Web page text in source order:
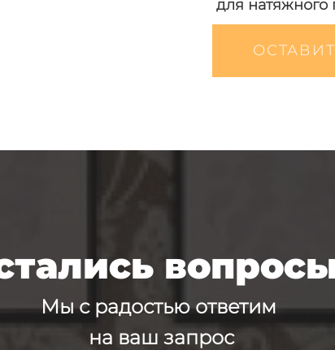
для натяжного
Мы с радостью ответим
на ваш запрос